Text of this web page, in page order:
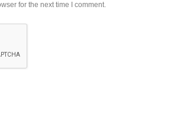
for the next time I comment.